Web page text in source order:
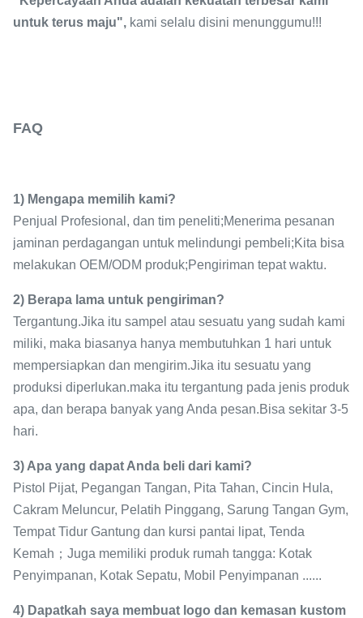
untuk terus maju", kami selalu disini menunggumu!!!
FAQ
1) Mengapa memilih kami?
Penjual Profesional, dan tim peneliti;Menerima pesanan
jaminan perdagangan untuk melindungi pembeli;Kita bisa
melakukan OEM/ODM produk;Pengiriman tepat waktu.
2) Berapa lama untuk pengiriman?
Tergantung.Jika itu sampel atau sesuatu yang sudah kami
miliki, maka biasanya hanya membutuhkan 1 hari untuk
mempersiapkan dan mengirim.Jika itu sesuatu yang
produksi diperlukan.maka itu tergantung pada jenis produk
apa, dan berapa banyak yang Anda pesan.Bisa sekitar 3-5
hari.
3) Apa yang dapat Anda beli dari kami?
Pistol Pijat, Pegangan Tangan, Pita Tahan, Cincin Hula,
Cakram Meluncur, Pelatih Pinggang, Sarung Tangan Gym,
Tempat Tidur Gantung dan kursi pantai lipat, Tenda
Kemah；Juga memiliki produk rumah tangga: Kotak
Penyimpanan, Kotak Sepatu, Mobil Penyimpanan ......
4) Dapatkah saya membuat logo dan kemasan kustom